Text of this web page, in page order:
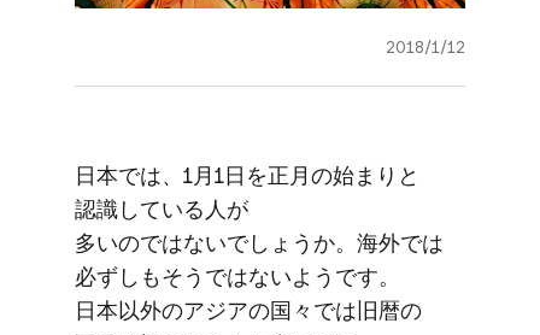
2018/1/12
日本では、​1月1日を​正月の​始まりと​
認識している​人が​
多いのではないでしょうか。​海外では​
必ずしも​そうではないようです。​
日本以外の​アジアの​国々では​旧暦の​